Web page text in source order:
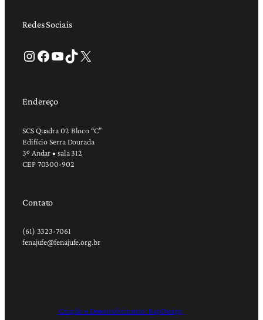
Redes Sociais
Instagram Facebook Youtube TikTok X
Endereço
SCS Quadra 02 Bloco “C”
Edifício Serra Dourada
3º Andar • sala 312
CEP 70300-902
Contato
(61) 3323-7061
fenajufe@fenajufe.org.br
Criação e Desenvolvimento: RapDesign